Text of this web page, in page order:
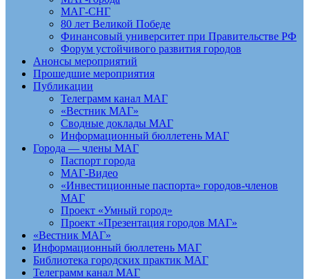
МАГ-СНГ
80 лет Великой Победе
Финансовый университет при Правительстве РФ
Форум устойчивого развития городов
Анонсы мероприятий
Прошедшие мероприятия
Публикации
Телеграмм канал МАГ
«Вестник МАГ»
Сводные доклады МАГ
Информационный бюллетень МАГ
Города — члены МАГ
Паспорт города
МАГ-Видео
«Инвестиционные паспорта» городов-членов
МАГ
Проект «Умный город»
Проект «Презентация городов МАГ»
«Вестник МАГ»
Информационный бюллетень МАГ
Библиотека городских практик МАГ
Телеграмм канал МАГ